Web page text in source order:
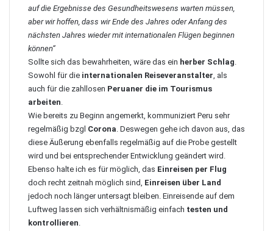
auf die Ergebnisse des Gesundheitswesens warten müssen,
aber wir hoffen, dass wir Ende des Jahres oder Anfang des
nächsten Jahres wieder mit internationalen Flügen beginnen
können“
Sollte sich das bewahrheiten, wäre das ein herber Schlag.
Sowohl für die internationalen Reiseveranstalter, als
auch für die zahllosen Peruaner die im Tourismus
arbeiten.
Wie bereits zu Beginn angemerkt, kommuniziert Peru sehr
regelmäßig bzgl Corona. Deswegen gehe ich davon aus, das
diese Äußerung ebenfalls regelmäßig auf die Probe gestellt
wird und bei entsprechender Entwicklung geändert wird.
Ebenso halte ich es für möglich, das Einreisen per Flug
doch recht zeitnah möglich sind, Einreisen über Land
jedoch noch länger untersagt bleiben. Einreisende auf dem
Luftweg lassen sich verhältnismäßig einfach testen und
kontrollieren.